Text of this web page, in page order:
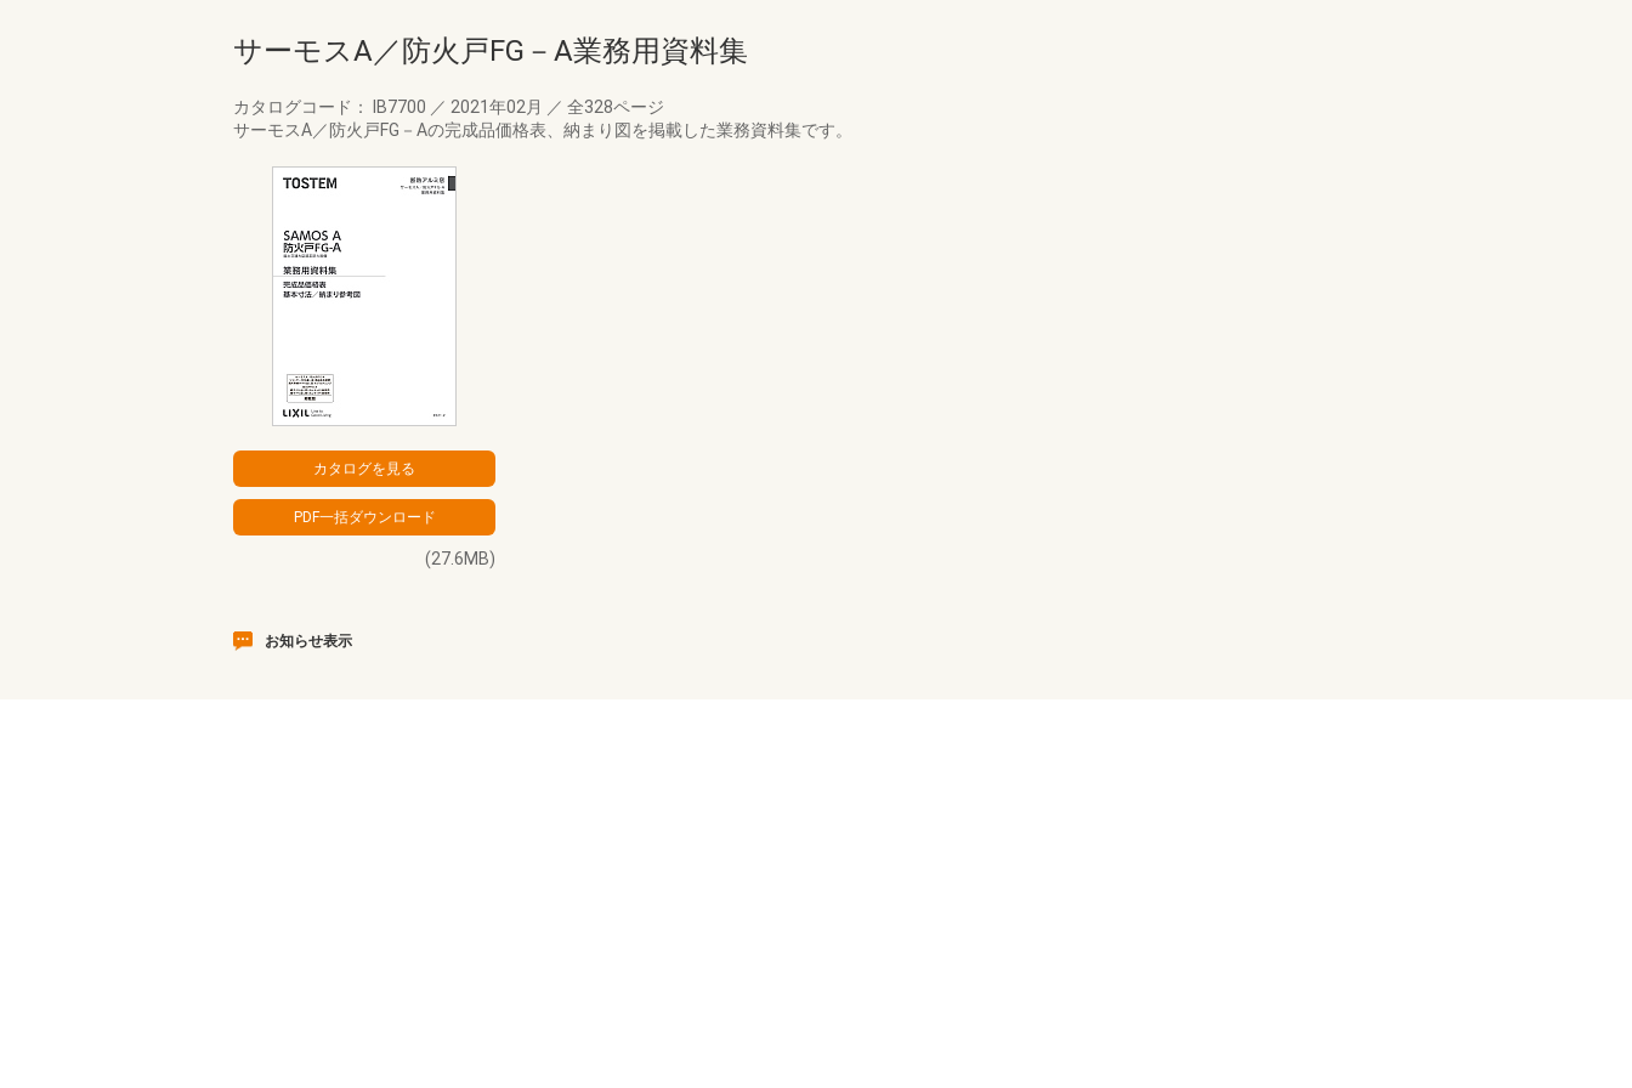
サーモスA／防火戸FG－A業務用資料集
カタログコード： IB7700 ／ 2021年02月 ／ 全328ページ
サーモスA／防火戸FG－Aの完成品価格表、納まり図を掲載した業務資料集です。
(27.6MB)
お知らせ表示